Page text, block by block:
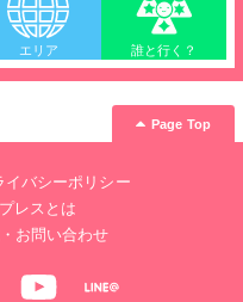
エリア 誰と行く？
Page Top
イバシーポリシー
レスとは
お問い合わせ